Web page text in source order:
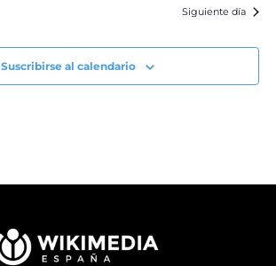
Siguiente día
Suscribirse al calendario